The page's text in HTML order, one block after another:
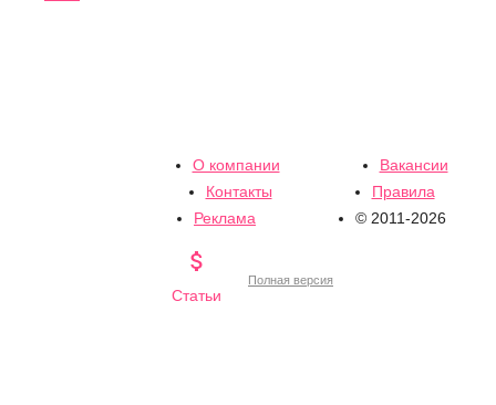
О компании
Вакансии
Контакты
Правила
Реклама
© 2011-2026

Статьи
Полная версия